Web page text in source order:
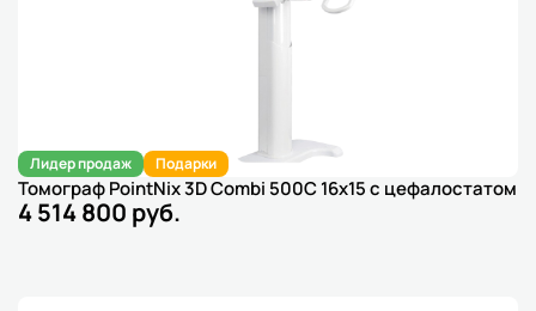
Лидер продаж Подарки
Томограф PointNix 3D Combi 500С 16x15 с цефалостатом
4 514 800 руб.